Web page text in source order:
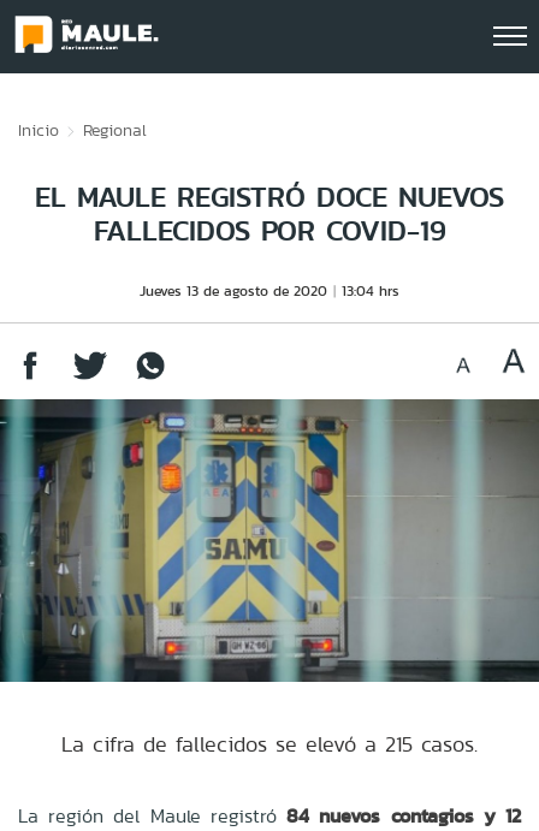
Inicio Regional
EL MAULE REGISTRÓ DOCE NUEVOS
FALLECIDOS POR COVID-19
Jueves 13 de agosto de 2020 13:04 hrs
La cifra de fallecidos se elevó a 215 casos.
La región del Maule registró84 nuevos contagios y 12